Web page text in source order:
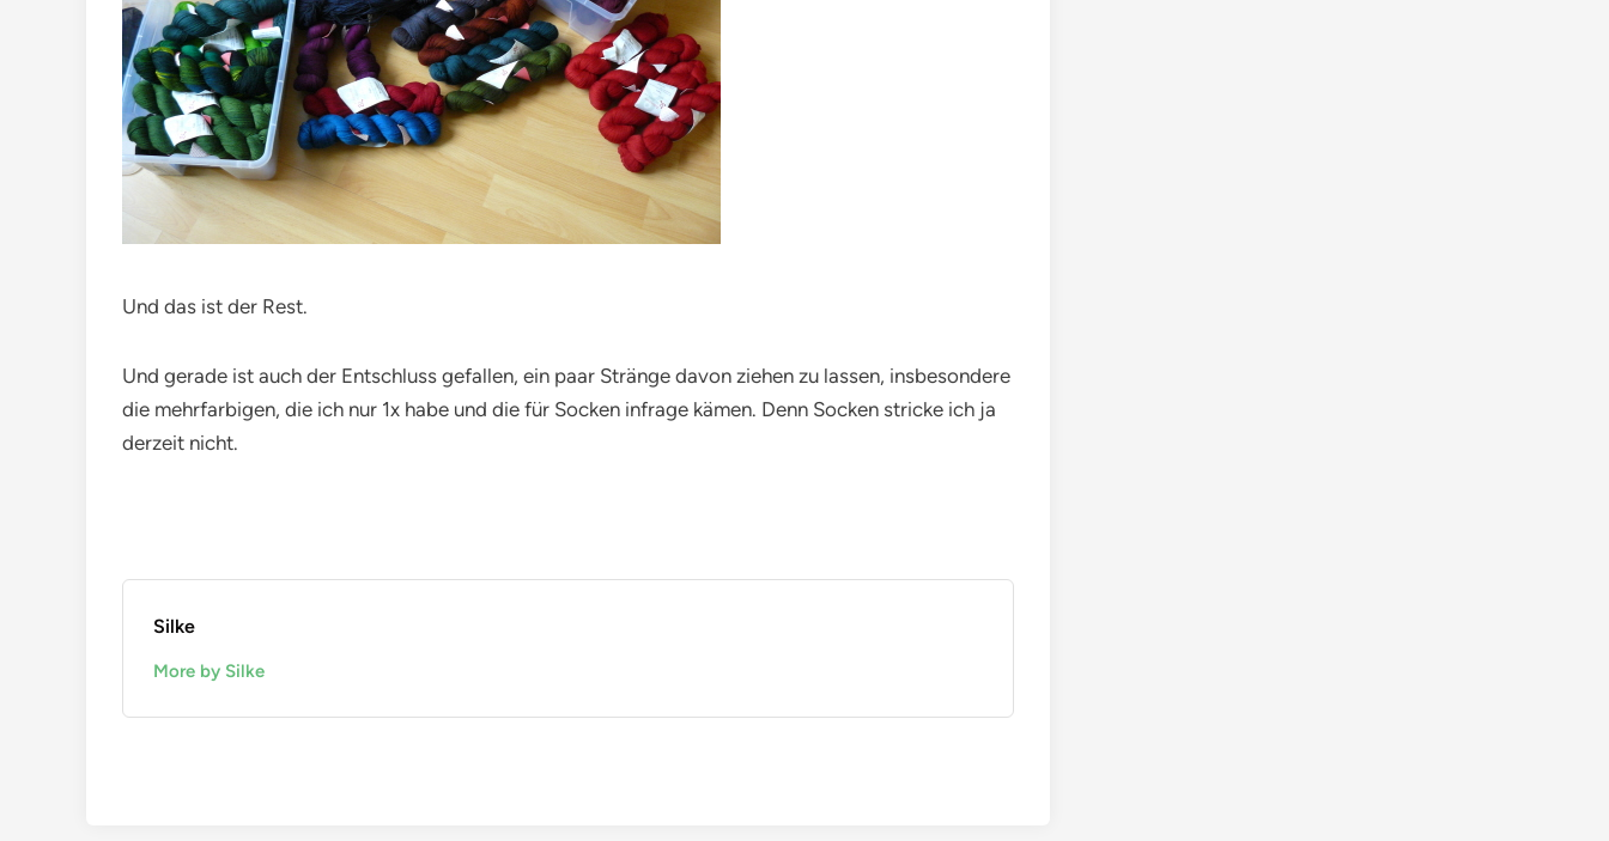
Und das ist der Rest.
Und gerade ist auch der Entschluss gefallen, ein paar Stränge davon ziehen zu lassen, insbesondere
die mehrfarbigen, die ich nur 1x habe und die für Socken infrage kämen. Denn Socken stricke ich ja
derzeit nicht.
Silke
More by Silke